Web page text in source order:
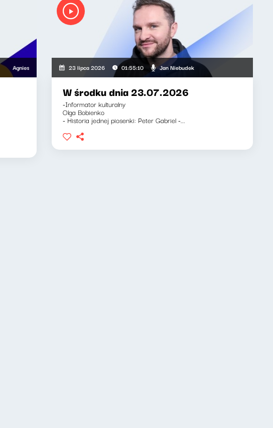
Agnieszka Lipka-Barnett, Jan Niebudek
23 lipca 2026 01:55:10 Jan Niebudek
W środku dnia 23.07.2026
-Informator kulturalny
Olga Bobienko
- Historia jednej piosenki: Peter Gabriel -...